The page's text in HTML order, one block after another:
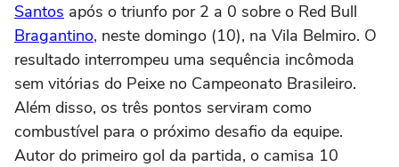
Santos após o triunfo por 2 a 0 sobre o Red Bull
Bragantino, neste domingo (10), na Vila Belmiro. O
resultado interrompeu uma sequência incômoda
sem vitórias do Peixe no Campeonato Brasileiro.
Além disso, os três pontos serviram como
combustível para o próximo desafio da equipe.
Autor do primeiro gol da partida, o camisa 10